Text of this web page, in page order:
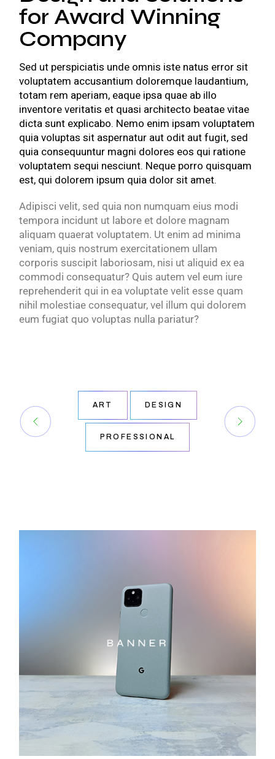
for Award Winning
Company
Sed ut perspiciatis unde omnis iste natus error sit
voluptatem accusantium doloremque laudantium,
totam rem aperiam, eaque ipsa quae ab illo
inventore veritatis et quasi architecto beatae vitae
dicta sunt explicabo. Nemo enim ipsam voluptatem
quia voluptas sit aspernatur aut odit aut fugit, sed
quia consequuntur magni dolores eos qui ratione
voluptatem sequi nesciunt. Neque porro quisquam
est, qui dolorem ipsum quia dolor sit amet.
Adipisci velit, sed quia non numquam eius modi
tempora incidunt ut labore et dolore magnam
aliquam quaerat voluptatem. Ut enim ad minima
veniam, quis nostrum exercitationem ullam
corporis suscipit laboriosam, nisi ut aliquid ex ea
commodi consequatur? Quis autem vel eum iure
reprehenderit qui in ea voluptate velit esse quam
nihil molestiae consequatur, vel illum qui dolorem
eum fugiat quo voluptas nulla pariatur?
ART DESIGN
PROFESSIONAL